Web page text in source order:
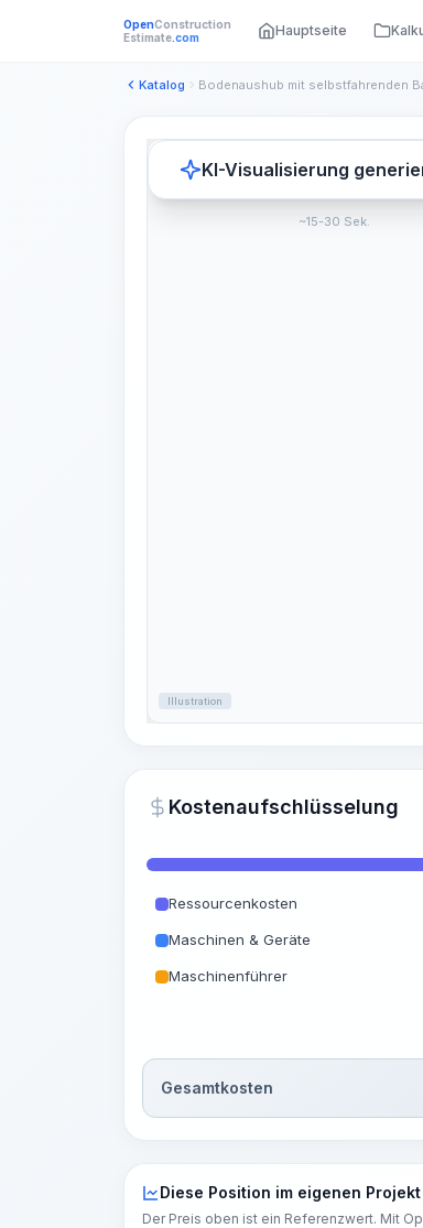
OpenConstruction
Estimate.com Hauptseite
Katalog
Illustration
KI-Visualisierung
~15-30 Sek.
Kostenaufschlüsselung
Ressourcenkosten
Maschinen & Geräte
Maschinenführer
Gesamtkosten
Diese Position im eigenen
Der Preis oben ist ein Referenzwert. Mit